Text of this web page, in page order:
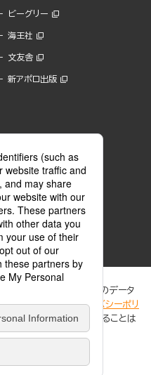
ビーグリー
海王社
文友舎
新アポロ出版
スが、著作権者からコンテンツ使用許諾を
商標(登録番号 第6091713号)です。
ビスの一覧はこちら。
向上のためにCookie等のデータ
ての詳細は、「プライバシーポリ
問者の個人情報を追跡することは